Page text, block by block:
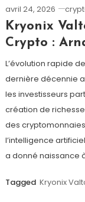
avril 24, 2026
Kryonix
Crypto :
L’évolution rapide
dernière décennie
les investisseurs
création de
des
l’intelligence
a donné naissance
Tagged Kryonix